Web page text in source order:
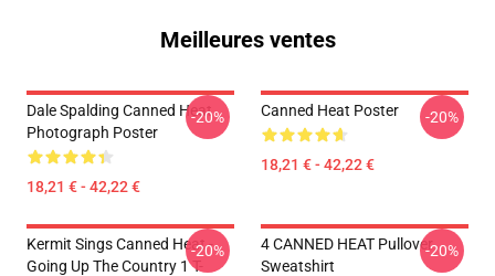
Meilleures ventes
Dale Spalding Canned Heat
Photograph Poster
18,21 € - 42,22 €
-20% Canned Heat Poster
18,21 € - 42,22 €
-20%
Kermit Sings Canned Heat -
Going Up The Country 1 T-
-20%
4 CANNED HEAT Pullover
Sweatshirt
-20%